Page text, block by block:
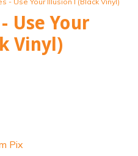
Use Your
Vinyl)
Pix